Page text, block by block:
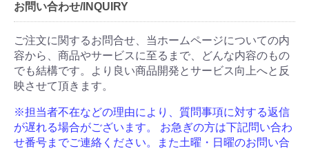
お問い合わせ/INQUIRY
ご注文に関するお問合せ、当ホームページについての内
容から、商品やサービスに至るまで、どんな内容のもの
でも結構です。より良い商品開発とサービス向上へと反
映させて頂きます。
※担当者不在などの理由により、質問事項に対する返信
が遅れる場合がございます。
お急ぎの方は下記問い合わ
せ番号までご連絡ください。また土曜・日曜のお問い合